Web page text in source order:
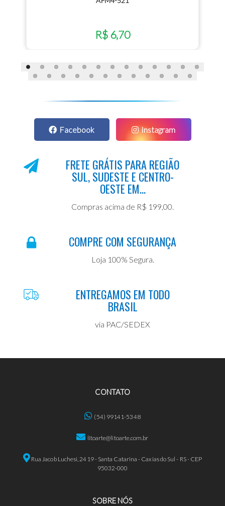
R$ 6,70
Facebook Instagram
FRETE GRÁTIS PARA REGIÃO
SUL, SUDESTE E CENTRO-
OESTE EM...
Compras acima de R$ 199,00.
COMPRE COM SEGURANÇA
Loja 100% Segura.
ENTREGAMOS EM TODO
BRASIL
via PAC/SEDEX
CONTATO
(54) 99141-5348
litoarte@litoarte.com.br
Rua Jacob Luchesi, 2419 - Santa Catarina - Caxias do Sul - RS - CEP
95032-000
SOBRE NÓS